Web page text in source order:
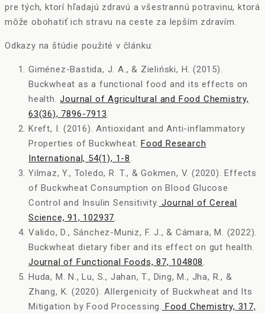
pre tých, ktorí hľadajú zdravú a všestrannú potravinu, ktorá
môže obohatiť ich stravu na ceste za lepším zdravím.
Odkazy na štúdie použité v článku:
Giménez-Bastida, J. A., & Zieliński, H. (2015).
Buckwheat as a functional food and its effects on
health.Journal of Agricultural and Food Chemistry,
63(36), 7896-7913.
Kreft, I. (2016). Antioxidant and Anti-inflammatory
Properties of Buckwheat. Food Research
International, 54(1), 1-8.
Yilmaz, Y., Toledo, R. T., & Gokmen, V. (2020). Effects
of Buckwheat Consumption on Blood Glucose
Control and Insulin Sensitivity. Journal of Cereal
Science, 91, 102937.
Valido, D., Sánchez-Muniz, F. J., & Cámara, M. (2022).
Buckwheat dietary fiber and its effect on gut health.
Journal of Functional Foods, 87, 104808.
Huda, M. N., Lu, S., Jahan, T., Ding, M., Jha, R., &
Zhang, K. (2020). Allergenicity of Buckwheat and Its
Mitigation by Food Processing. Food Chemistry, 317,